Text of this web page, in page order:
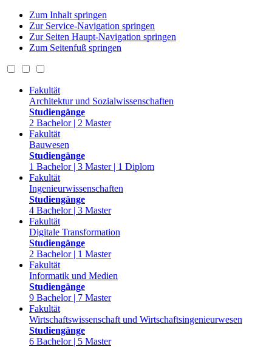
Zum Inhalt springen
Zur Service-Navigation springen
Zur Seiten Haupt-Navigation springen
Zum Seitenfuß springen
Fakultät
Architektur und Sozialwissenschaften
Studiengänge
2 Bachelor | 2 Master
Fakultät
Bauwesen
Studiengänge
1 Bachelor | 3 Master | 1 Diplom
Fakultät
Ingenieurwissenschaften
Studiengänge
4 Bachelor | 3 Master
Fakultät
Digitale Transformation
Studiengänge
2 Bachelor | 1 Master
Fakultät
Informatik und Medien
Studiengänge
9 Bachelor | 7 Master
Fakultät
Wirtschaftswissenschaft und Wirtschaftsingenieurwesen
Studiengänge
6 Bachelor | 5 Master